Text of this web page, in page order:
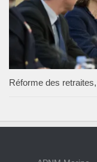
Réforme des